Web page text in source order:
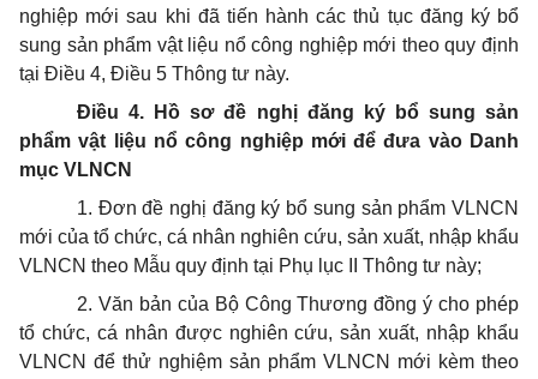
nghiệp mới sau khi đã tiến hành các thủ tục đăng ký bổ
sung sản phẩm vật liệu nổ công nghiệp mới theo quy định
tại Điều 4, Điều 5 Thông tư này.
Điều 4. Hồ sơ đề nghị đăng ký bổ sung sản
phẩm vật liệu nổ công nghiệp mới để đưa vào Danh
mục VLNCN
1. Đơn đề nghị đăng ký bổ sung sản phẩm VLNCN
mới của tổ chức, cá nhân nghiên cứu, sản xuất, nhập khẩu
VLNCN theo Mẫu quy định tại Phụ lục II Thông tư này;
2. Văn bản của Bộ Công Thương đồng ý cho phép
tổ chức, cá nhân được nghiên cứu, sản xuất, nhập khẩu
VLNCN để thử nghiệm sản phẩm VLNCN mới kèm theo